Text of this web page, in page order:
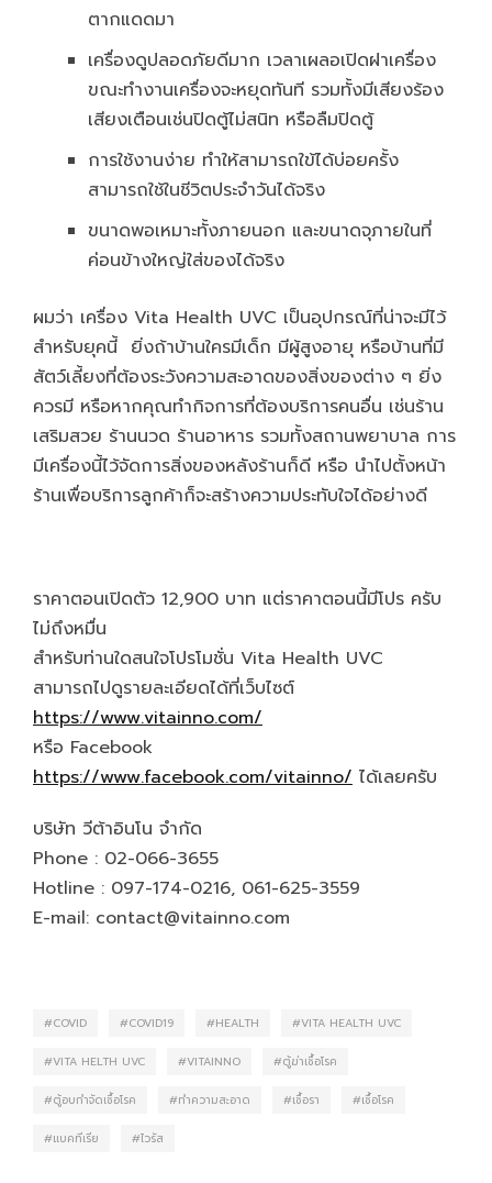
ตากแดดมา
เครื่องดูปลอดภัยดีมาก เวลาเผลอเปิดฝาเครื่อง
ขณะทำงานเครื่องจะหยุดทันที รวมทั้งมีเสียงร้อง
เสียงเตือนเช่นปิดตู้ไม่สนิท หรือลืมปิดตู้
การใช้งานง่าย ทำให้สามารถใข้ได้บ่อยครั้ง
สามารถใช้ในชีวิตประจำวันได้จริง
ขนาดพอเหมาะทั้งภายนอก และขนาดจุภายในที่
ค่อนข้างใหญ่ใส่ของได้จริง
ผมว่า เครื่อง Vita Health UVC เป็นอุปกรณ์ที่น่าจะมีไว้
สำหรับยุคนี้ ยิ่งถ้าบ้านใครมีเด็ก มีผู้สูงอายุ หรือบ้านที่มี
สัตว์เลี้ยงที่ต้องระวังความสะอาดของสิ่งของต่าง ๆ ยิ่ง
ควรมี หรือหากคุณทำกิจการที่ต้องบริการคนอื่น เช่นร้าน
เสริมสวย ร้านนวด ร้านอาหาร รวมทั้งสถานพยาบาล การ
มีเครื่องนี้ไว้จัดการสิ่งของหลังร้านก็ดี หรือ นำไปตั้งหน้า
ร้านเพื่อบริการลูกค้าก็จะสร้างความประทับใจได้อย่างดี
ราคาตอนเปิดตัว 12,900 บาท แต่ราคาตอนนี้มีโปร ครับ
ไม่ถึงหมื่น
สำหรับท่านใดสนใจโปรโมชั่น Vita Health UVC
สามารถไปดูรายละเอียดได้ที่เว็บไซต์
https://www.vitainno.com/
หรือ Facebook
https://www.facebook.com/vitainno/ ได้เลยครับ
บริษัท วีต้าอินโน จำกัด
Phone : 02-066-3655
Hotline : 097-174-0216, 061-625-3559
E-mail: contact@vitainno.com
COVID COVID19 HEALTH VITA HEALTH UVC
VITA HELTH UVC VITAINNO ตู้ฆ่าเชื้อโรค
ตู้อบกำจัดเชื้อโรค ทำความสะอาด เชื้อรา เชื้อโรค
แบคทีเรีย ไวรัส